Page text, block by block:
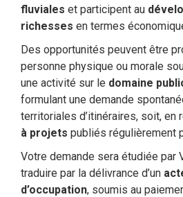
fluviales et participent au
richesses en termes
Des opportunités peuvent être
personne physique ou morale
une activité sur le domaine
formulant une demande
territoriales d’itinéraires, soit, en
à projets publiés régulièrement
Votre demande sera étudiée par
traduire par la délivrance d’un
d’occupation, soumis au